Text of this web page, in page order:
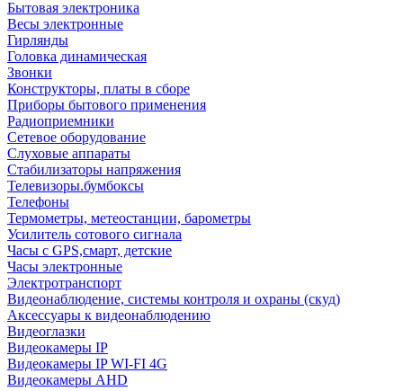
Бытовая электроника
Весы электронные
Гирлянды
Головка динамическая
Звонки
Конструкторы, платы в сборе
Приборы бытового применения
Радиоприемники
Сетевое оборудование
Слуховые аппараты
Стабилизаторы напряжения
Телевизоры.бумбоксы
Телефоны
Термометры, метеостанции, барометры
Усилитель сотового сигнала
Часы с GPS,смарт, детские
Часы электронные
Электротранспорт
Видеонаблюдение, системы контроля и охраны (скуд)
Аксессуары к видеонаблюдению
Видеоглазки
Видеокамеры IP
Видеокамеры IP WI-FI 4G
Видеокамеры AHD